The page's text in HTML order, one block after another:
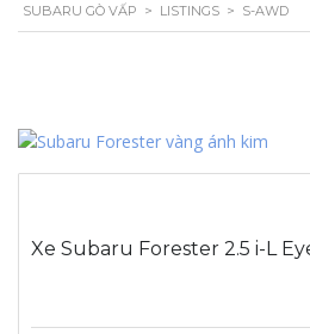
SUBARU GÒ VẤP > LISTINGS > S-AWD
Xe Subaru Forester 2.5 i-L